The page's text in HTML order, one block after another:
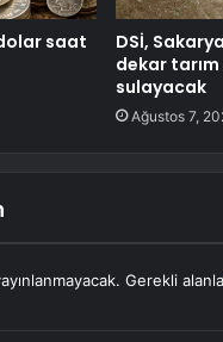
saat
DSİ,
dekar
sulayacak
Ağustos 7,
Gerekli